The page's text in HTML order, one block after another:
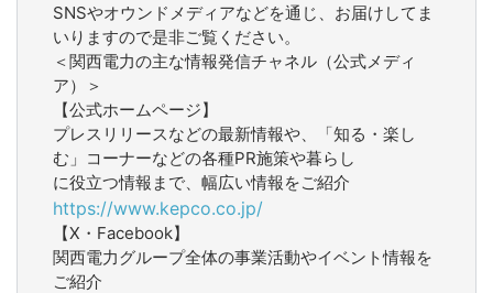
SNSやオウンドメディアなどを通じ、お届けしてま
いりますので是非ご覧ください。
＜関西電力の主な情報発信チャネル（公式メディ
ア）＞
【公式ホームページ】
プレスリリースなどの最新情報や、「知る・楽し
む」コーナーなどの各種PR施策や暮らし
に役立つ情報まで、幅広い情報をご紹介
https://www.kepco.co.jp/
【X・Facebook】
関西電力グループ全体の事業活動やイベント情報を
ご紹介